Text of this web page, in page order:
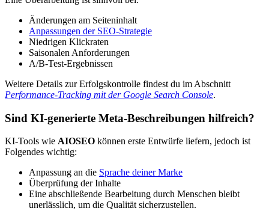
Änderungen am Seiteninhalt
Anpassungen der SEO-Strategie
Niedrigen Klickraten
Saisonalen Anforderungen
A/B-Test-Ergebnissen
Weitere Details zur Erfolgskontrolle findest du im Abschnitt
Performance-Tracking mit der Google Search Console.
Sind KI-generierte Meta-Beschreibungen hilfreich?
KI-Tools wie AIOSEO können erste Entwürfe liefern, jedoch ist
Folgendes wichtig:
Anpassung an die Sprache deiner Marke
Überprüfung der Inhalte
Eine abschließende Bearbeitung durch Menschen bleibt
unerlässlich, um die Qualität sicherzustellen.